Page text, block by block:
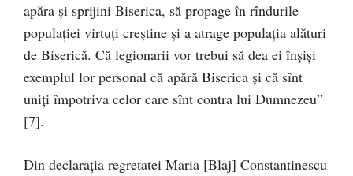
apăra şi sprijini Biserica, să propage în rîndurile
populaţiei virtuţi creştine şi a atrage populaţia alături
de Biserică. Că legionarii vor trebui să dea ei înşişi
exemplul lor personal că apără Biserica şi că sînt
uniţi împotriva celor care sînt contra lui Dumnezeu”
[7].
Din declaraţia regretatei Maria [Blaj] Constantinescu